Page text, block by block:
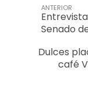
ANTERIOR
Senado
Dulces
café